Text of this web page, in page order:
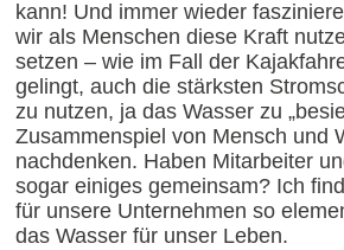
kann! Und immer wieder
wir als Menschen diese Kraft
setzen – wie im Fall der
gelingt, auch die stärksten
zu nutzen, ja das Wasser zu
Zusammenspiel von Mensch und
nachdenken. Haben Mitarbeiter
sogar einiges gemeinsam? Ich
für unsere Unternehmen so
das Wasser für unser Leben.